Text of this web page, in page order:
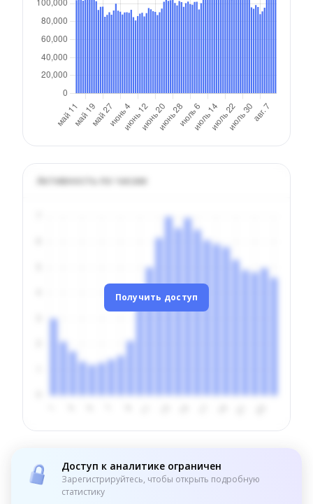
Активность по часам
Получить доступ
Доступ к аналитике ограничен
Зарегистрируйтесь, чтобы открыть подробную
статистику